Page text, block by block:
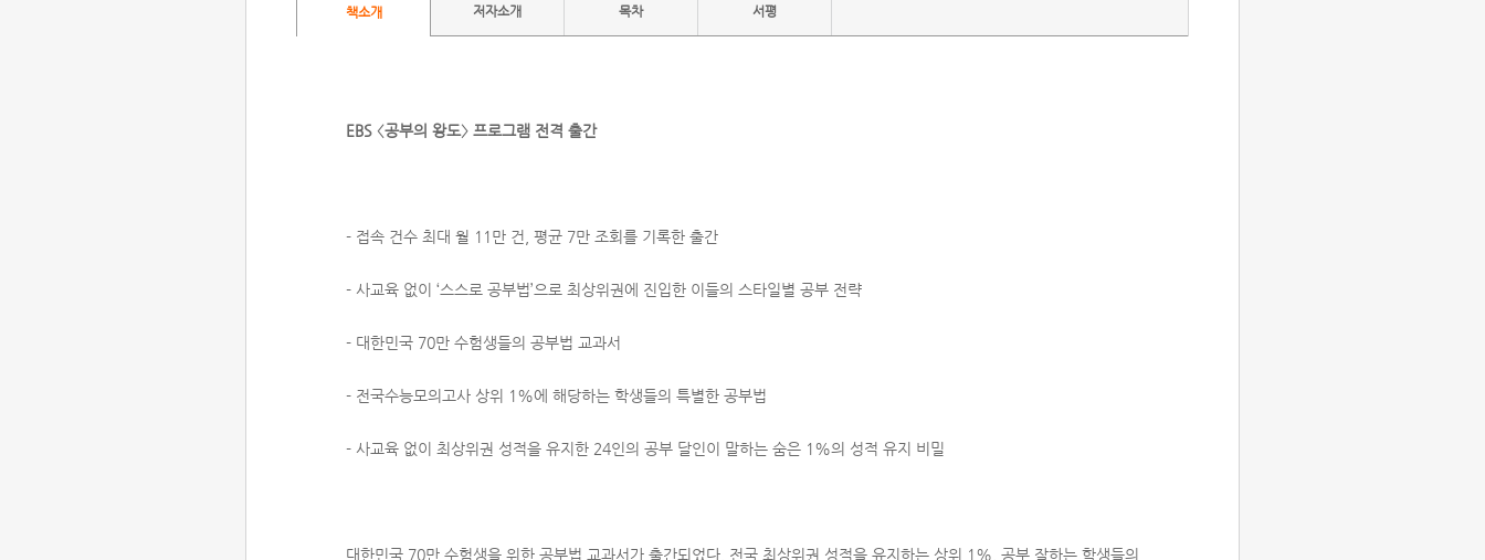
책소개 저자소개 목차 서평
EBS 〈공부의 왕도〉 프로그램 전격 출간
- 접속 건수 최대 월 11만 건, 평균 7만 조회를 기록한 출간
- 사교육 없이 ‘스스로 공부법’으로 최상위권에 진입한 이들의 스타일별 공부 전략
- 대한민국 70만 수험생들의 공부법 교과서
- 전국수능모의고사 상위 1%에 해당하는 학생들의 특별한 공부법
- 사교육 없이 최상위권 성적을 유지한 24인의 공부 달인이 말하는 숨은 1%의 성적 유지 비밀
대한민국 70만 수험생을 위한 공부법 교과서가 출간되었다. 전국 최상위권 성적을 유지하는 상위 1%, 공부 잘하는 학생들의